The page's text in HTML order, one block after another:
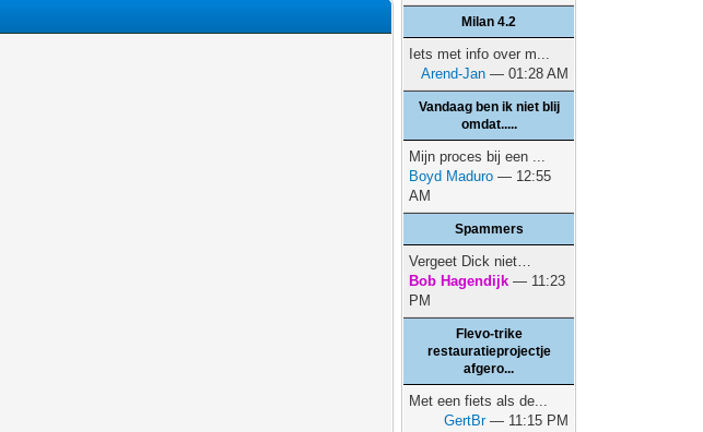
Milan 4.2
Iets met info over m...
Arend-Jan — 01:28 AM
Vandaag ben ik niet blij
omdat.....
Mijn proces bij een ...
Boyd Maduro — 12:55
AM
Spammers
Vergeet Dick niet…
Bob Hagendijk — 11:23
PM
Flevo-trike
restauratieprojectje
afgero...
Met een fiets als de...
GertBr— 11:15 PM